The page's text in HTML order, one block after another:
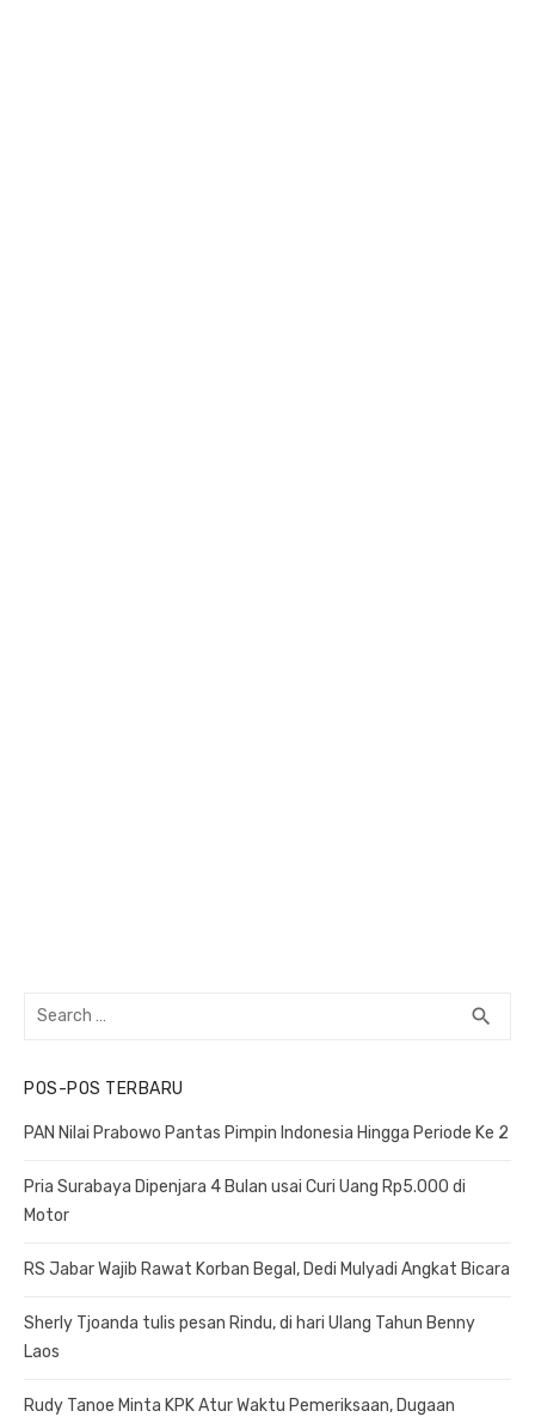
Search
search
POS-POS TERBARU
PAN Nilai Prabowo Pantas Pimpin Indonesia Hingga Periode Ke 2
Pria Surabaya Dipenjara 4 Bulan usai Curi Uang Rp5.000 di
Motor
RS Jabar Wajib Rawat Korban Begal, Dedi Mulyadi Angkat Bicara
Sherly Tjoanda tulis pesan Rindu, di hari Ulang Tahun Benny
Laos
Rudy Tanoe Minta KPK Atur Waktu Pemeriksaan, Dugaan